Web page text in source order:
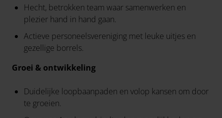
Hecht, betrokken team waar samenwerken en
plezier hand in hand gaan.
Actieve personeelsvereniging met leuke uitjes en
gezellige borrels.
Groei & ontwikkeling
Duidelijke loopbaanpaden en volop kansen om door
te groeien.